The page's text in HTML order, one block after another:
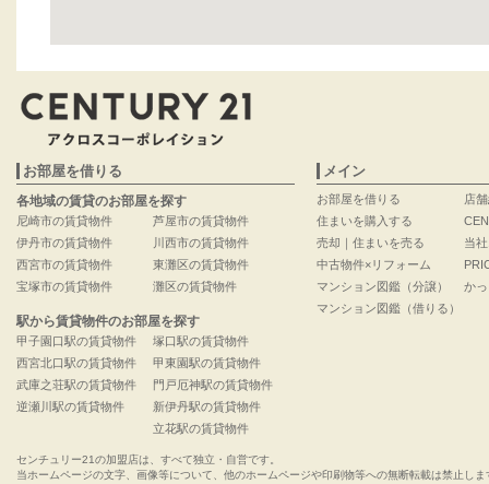
お部屋を借りる
各地域の賃貸のお部屋を探す
尼崎市の賃貸物件
伊丹市の賃貸物件
西宮市の賃貸物件
宝塚市の賃貸物件
芦屋市の賃貸物件
川西市の賃貸物件
東灘区の賃貸物件
灘区の賃貸物件
駅から賃貸物件のお部屋を探す
甲子園口駅の賃貸物件
西宮北口駅の賃貸物件
武庫之荘駅の賃貸物件
逆瀬川駅の賃貸物件
塚口駅の賃貸物件
甲東園駅の賃貸物件
門戸厄神駅の賃貸物件
新伊丹駅の賃貸物件
立花駅の賃貸物件
メイン
お部屋を借りる
住まいを購入する
売却｜住まいを売る
中古物件×リフォーム
マンション図鑑（分譲）
マンション図鑑（借りる）
店
当
か
センチュリー21の加盟店は、すべて独立・自営です。
当ホームページの文字、画像等について、他のホームページや印刷物等への無断転載は禁止しま